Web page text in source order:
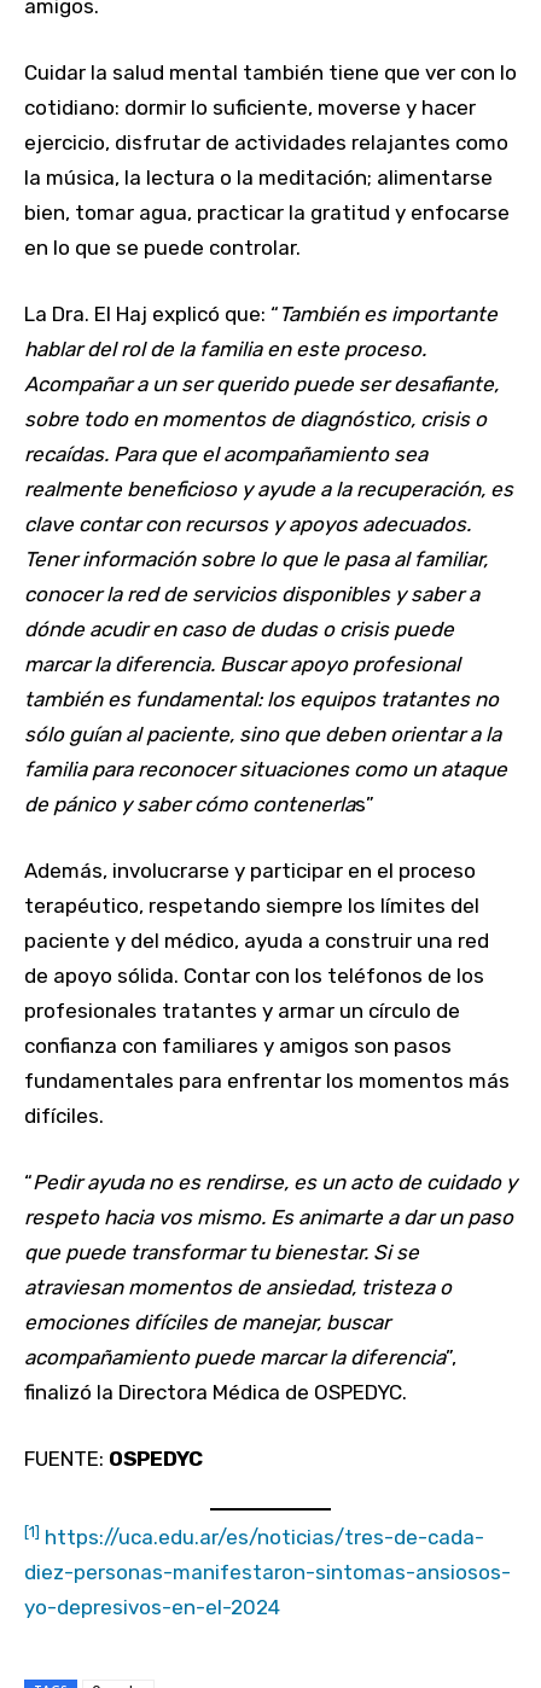
amigos.
Cuidar la salud mental también tiene que ver con lo
cotidiano: dormir lo suficiente, moverse y hacer
ejercicio, disfrutar de actividades relajantes como
la música, la lectura o la meditación; alimentarse
bien, tomar agua, practicar la gratitud y enfocarse
en lo que se puede controlar.
La Dra. El Haj explicó que: “ También es importante
hablar del rol de la familia en este proceso.
Acompañar a un ser querido puede ser desafiante,
sobre todo en momentos de diagnóstico, crisis o
recaídas. Para que el acompañamiento sea
realmente beneficioso y ayude a la recuperación, es
clave contar con recursos y apoyos adecuados.
Tener información sobre lo que le pasa al familiar,
conocer la red de servicios disponibles y saber a
dónde acudir en caso de dudas o crisis puede
marcar la diferencia. Buscar apoyo profesional
también es fundamental: los equipos tratantes no
sólo guían al paciente, sino que deben orientar a la
familia para reconocer situaciones como un ataque
de pánico y saber cómo contenerlas”
Además, involucrarse y participar en el proceso
terapéutico, respetando siempre los límites del
paciente y del médico, ayuda a construir una red
de apoyo sólida. Contar con los teléfonos de los
profesionales tratantes y armar un círculo de
confianza con familiares y amigos son pasos
fundamentales para enfrentar los momentos más
difíciles.
“Pedir ayuda no es rendirse, es un acto de cuidado y
respeto hacia vos mismo. Es animarte a dar un paso
que puede transformar tu bienestar. Si se
atraviesan momentos de ansiedad, tristeza o
emociones difíciles de manejar, buscar
acompañamiento puede marcar la diferencia”,
finalizó la Directora Médica de OSPEDYC.
FUENTE: OSPEDYC
[1] https://uca.edu.ar/es/noticias/tres-de-cada-
diez-personas-manifestaron-sintomas-ansiosos-
yo-depresivos-en-el-2024